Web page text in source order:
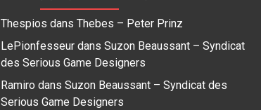
Thespios dans Thebes – Peter Prinz
LePionfesseur dans Suzon Beaussant – Syndicat
des Serious Game Designers
Ramiro dans Suzon Beaussant – Syndicat des
Serious Game Designers